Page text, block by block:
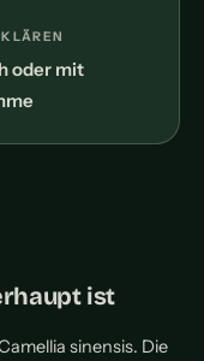
oder mit
ist
sinensis. Die